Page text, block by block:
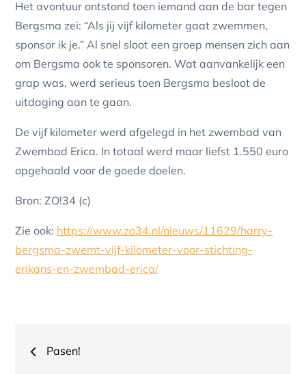
Het avontuur ontstond toen iemand aan de bar tegen
Bergsma zei: “Als jij vijf kilometer gaat zwemmen,
sponsor ik je.” Al snel sloot een groep mensen zich aan
om Bergsma ook te sponsoren. Wat aanvankelijk een
grap was, werd serieus toen Bergsma besloot de
uitdaging aan te gaan.
De vijf kilometer werd afgelegd in het zwembad van
Zwembad Erica. In totaal werd maar liefst 1.550 euro
opgehaald voor de goede doelen.
Bron: ZO!34 (c)
Zie ook: https://www.zo34.nl/nieuws/11629/harry-
bergsma-zwemt-vijf-kilometer-voor-stichting-
erikans-en-zwembad-erica/
Bericht
Pasen!